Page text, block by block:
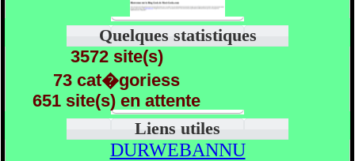
Quelques statistiques
3572 site(s)
73 cat�goriess
651 site(s) en attente
Liens utiles
DURWEBANNU